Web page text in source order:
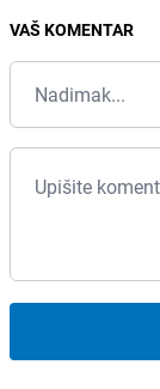
VAŠ KOMENTAR